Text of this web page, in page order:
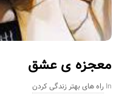
معجزه ی عشق
In راه های بهتر زندگی کردن